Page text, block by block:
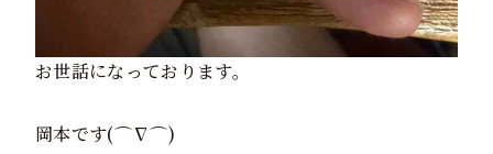
お世話になっております。
岡本です(⌒∇⌒)